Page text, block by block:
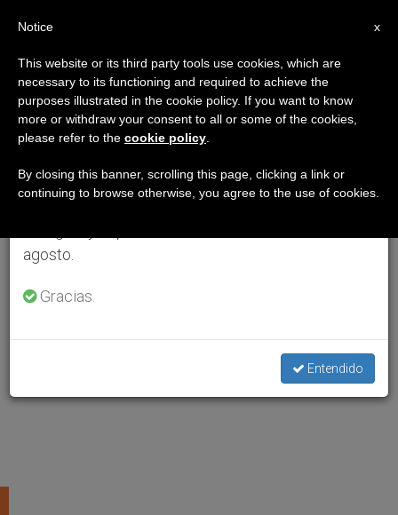
×
Aviso importante
Del 27 de julio al 7 de agosto haremos la pausa
anual, aprovechando que en el periodo de verano
se generan menos informaciones y también el
agosto.
Gracias.
Entendido
x
Notice
This website or its third party tools use cookies, which are
necessary to its functioning and required to achieve the
purposes illustrated in the cookie policy. If you want to know
more or withdraw your consent to all or some of the cookies,
please refer to the cookie policy
By closing this banner, scrolling this page, clicking a link or
continuing to browse otherwise, you agree to the use of cookies.